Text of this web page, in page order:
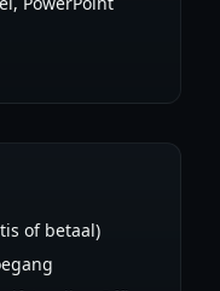
of betaal)